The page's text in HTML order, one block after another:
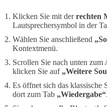
Klicken Sie mit derrechten
Lautsprechersymbol in der
Wählen Sie anschließend
Kontextmenü.
Scrollen Sie nach unten zum
klicken Sie auf „Weitere
Es öffnet sich das klassische
dort zum Tab „Wiedergabe“.